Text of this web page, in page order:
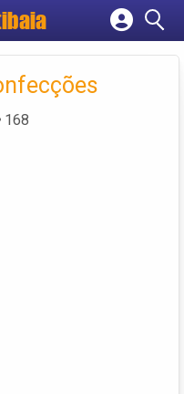
empresa
168